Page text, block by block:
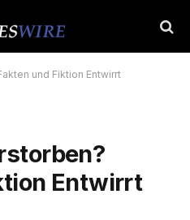
und Fiktion Entwirrt
Entwirrt